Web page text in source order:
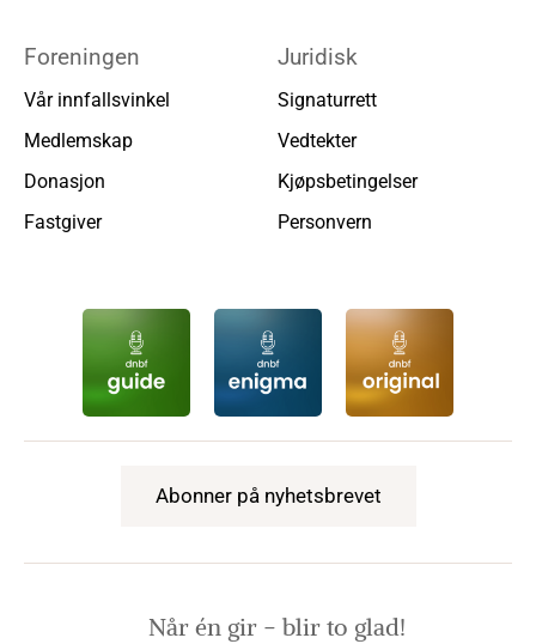
Foreningen
Vår innfallsvinkel
Medlemskap
Donasjon
Fastgiver
Juridisk
Signaturrett
Vedtekter
Kjøpsbetingelser
Personvern
Abonner på nyhetsbrevet
Når én gir − blir to glad!